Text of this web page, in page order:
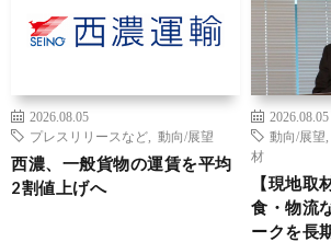
2026.08.05
プレスリリースなど
動向/展望
西濃、一般貨物の運賃を平均
2割値上げへ
2026.08.05
動向/展望
材
【現地取
食・物流
ークを長